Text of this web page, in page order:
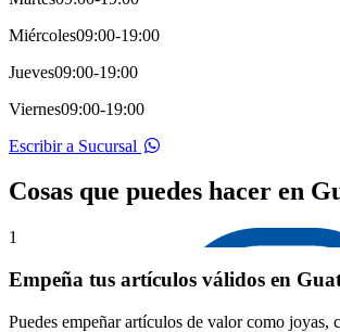
Miércoles09:00-19:00
Jueves09:00-19:00
Viernes09:00-19:00
Escribir a Sucursal
Cosas que puedes hacer en
1
Empeña tus artículos válidos en
Puedes empeñar artículos de valor como joyas,